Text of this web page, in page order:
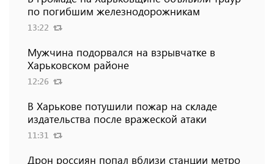
по погибшим железнодорожникам
13:22
Мужчина подорвался на взрывчатке в
Харьковском районе
12:26
В Харькове потушили пожар на складе
издательства после вражеской атаки
11:31
Дрон россиян попал вблизи станции метро